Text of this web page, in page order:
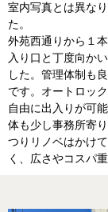
室内写真とは異な
た。
外苑西通りから１
入り口と丁度向か
した。管理体制も
です。オートロッ
自由に出入りが可
体も少し事務所寄
つりリノベはかけ
く、広さやコスパ